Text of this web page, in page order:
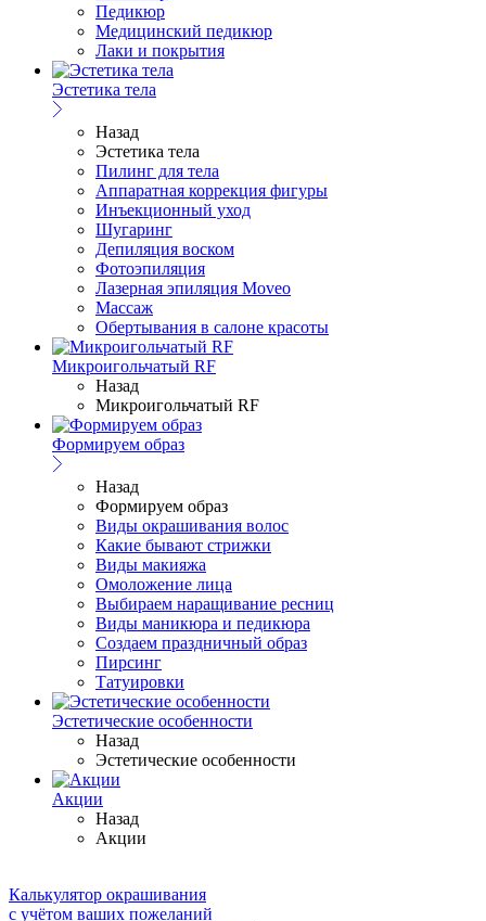
Педикюр
Медицинский педикюр
Лаки и покрытия
Эстетика тела
Назад
Эстетика тела
Пилинг для тела
Аппаратная коррекция фигуры
Инъекционный уход
Шугаринг
Депиляция воском
Фотоэпиляция
Лазерная эпиляция Moveo
Массаж
Обертывания в салоне красоты
Микроигольчатый RF
Назад
Микроигольчатый RF
Формируем образ
Назад
Формируем образ
Виды окрашивания волос
Какие бывают стрижки
Виды макияжа
Омоложение лица
Выбираем наращивание ресниц
Виды маникюра и педикюра
Создаем праздничный образ
Пирсинг
Татуировки
Эстетические особенности
Назад
Эстетические особенности
Акции
Назад
Акции
Калькулятор окрашивания
с учётом ваших пожеланий